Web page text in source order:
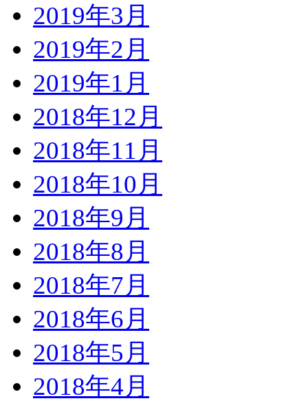
2019年3月
2019年2月
2019年1月
2018年12月
2018年11月
2018年10月
2018年9月
2018年8月
2018年7月
2018年6月
2018年5月
2018年4月